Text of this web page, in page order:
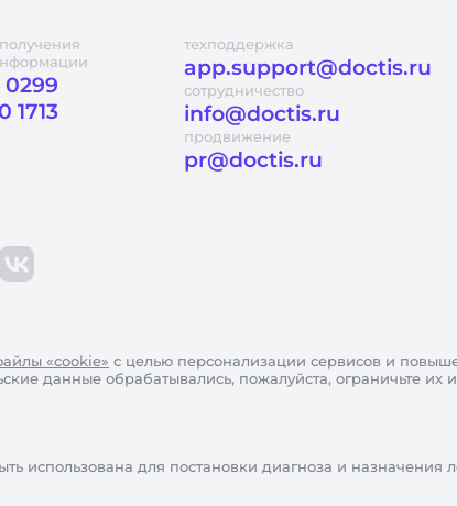
1713
техподдержка
app.support@doctis.ru
сотрудничество
info@doctis.ru
продвижение
pr@doctis.ru
«cookie» с целью персонализации сервисов и
данные обрабатывались, пожалуйста, ограничьте их
использована для постановки диагноза и назначения